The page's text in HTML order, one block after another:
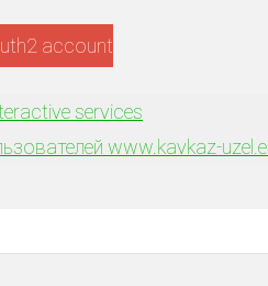
account
services
www.kavkaz-